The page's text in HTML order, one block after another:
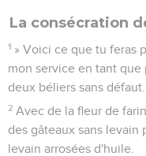
La consécration
1 » Voici ce que tu feras
mon service en tant que
deux béliers sans défaut.
2 Avec de la fleur de
des gâteaux sans levain
levain arrosées d'huile.